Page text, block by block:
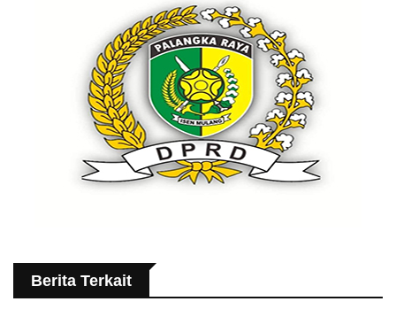
Berita Terkait